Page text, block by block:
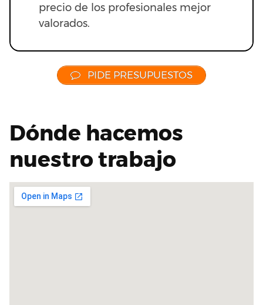
precio de los profesionales mejor
valorados.
PIDE PRESUPUESTOS
Dónde hacemos
nuestro trabajo